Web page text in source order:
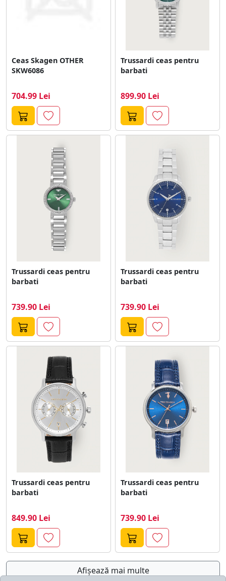
Ceas Skagen OTHER
SKW6086
704.99 Lei
Trussardi ceas pentru
barbati
899.90 Lei
Trussardi ceas pentru
barbati
739.90 Lei
Trussardi ceas pentru
barbati
739.90 Lei
Trussardi ceas pentru
barbati
849.90 Lei
Trussardi ceas pentru
barbati
739.90 Lei
Afişează mai multe